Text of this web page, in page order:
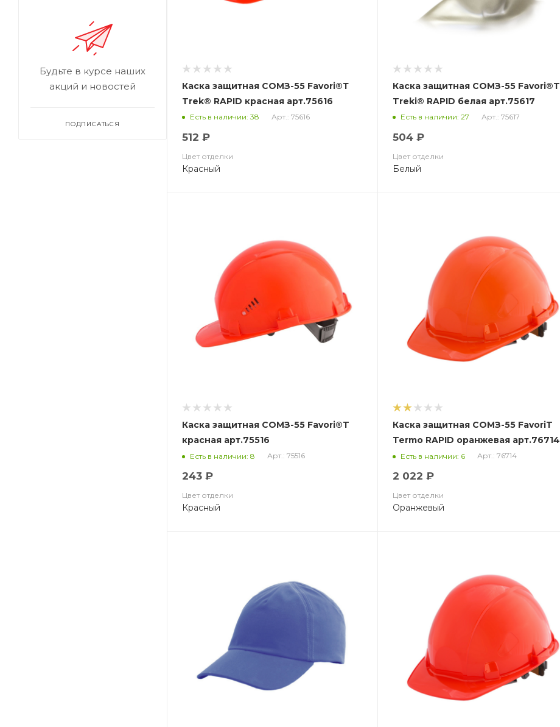
Каска защитная СОМЗ-55 Favori®Т
Trek® RAPID красная арт.75616
Есть в наличии: 38 Арт.: 75616
512 ₽
Цвет отделки
Красный
Каска защитная СОМЗ-55 Favori®T
Treki® RAPID белая арт.75617
Есть в наличии: 27 Арт.: 75617
504 ₽
Цвет отделки
Белый
Каска защитная СОМЗ-55 Favori®T
красная арт.75516
Есть в наличии: 8 Арт.: 75516
243 ₽
Цвет отделки
Красный
Каска защитная СОМЗ-55 FavoriT
Termo RAPID оранжевая арт.76714
Есть в наличии: 6 Арт.: 76714
2 022 ₽
Цвет отделки
Оранжевый
Будьте в курсе наших
акций и новостей
ПОДПИСАТЬСЯ